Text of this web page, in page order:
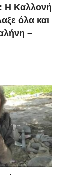
Η Καλλονή
όλα και
–